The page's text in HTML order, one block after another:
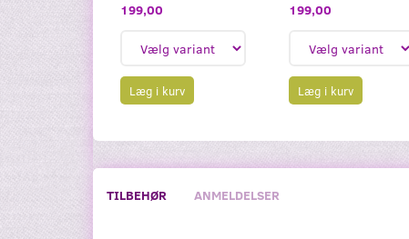
199,00
Læg i kurv
199,00
Læg i kurv
TILBEHØR ANMELDELSER